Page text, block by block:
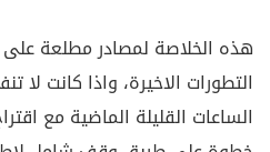
هذه الخلاصة لمصادر مطلعة
التطورات الاخيرة، واذا كانت
الساعات القليلة الماضية مع